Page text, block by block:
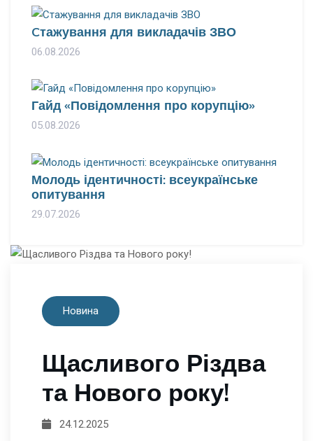
Cтажування для викладачів ЗВО
06.08.2026
Гайд «Повідомлення про корупцію»
05.08.2026
Молодь ідентичності: всеукраїнське
опитування
29.07.2026
Новина
Щасливого Різдва
та Нового року!
24.12.2025